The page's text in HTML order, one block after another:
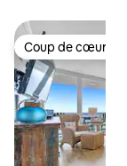
Coup de cœur
Coup de cœur